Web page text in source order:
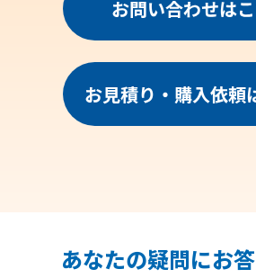
あなたの疑問にお